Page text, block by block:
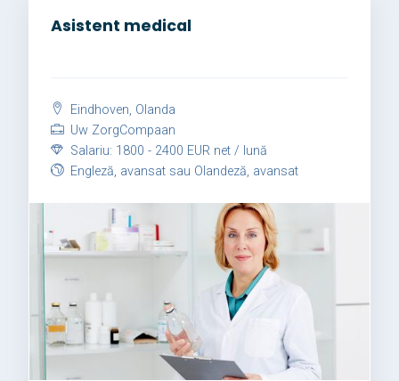
Asistent medical
Eindhoven, Olanda
Uw ZorgCompaan
Salariu: 1800 - 2400 EUR net / lună
Engleză, avansat sau Olandeză, avansat